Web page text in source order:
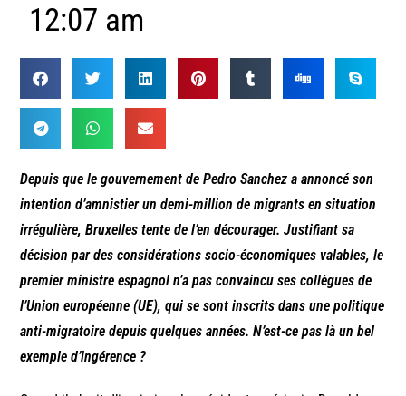
12:07 am
Depuis que le gouvernement de Pedro Sanchez a annoncé son
intention d’amnistier un demi-million de migrants en situation
irrégulière, Bruxelles tente de l’en décourager. Justifiant sa
décision par des considérations socio-économiques valables, le
premier ministre espagnol n’a pas convaincu ses collègues de
l’Union européenne (UE), qui se sont inscrits dans une politique
anti-migratoire depuis quelques années. N’est-ce pas là un bel
exemple d’ingérence ?